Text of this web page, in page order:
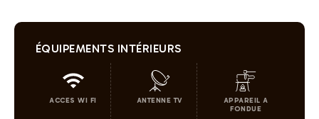
ÉQUIPEMENTS INTÉRIEURS
ACCES WI FI ANTENNE TV
APPAREIL A
FONDUE